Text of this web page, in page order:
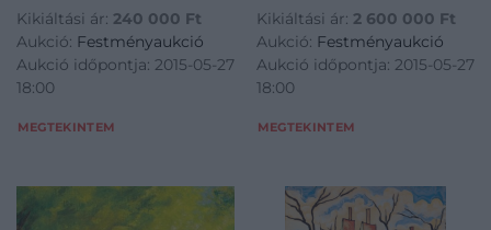
Kikiáltási ár: 240 000 Ft
Aukció: Festményaukció
Aukció időpontja: 2015-05-27
18:00
MEGTEKINTEM
Kikiáltási ár: 2 600 000 Ft
Aukció: Festményaukció
Aukció időpontja: 2015-05-27
18:00
MEGTEKINTEM